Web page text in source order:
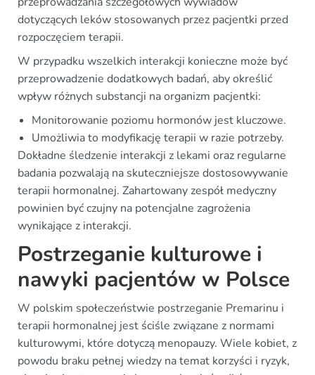
dotyczących leków stosowanych przez pacjentki przed
rozpoczęciem terapii.
W przypadku wszelkich interakcji konieczne może być
przeprowadzenie dodatkowych badań, aby określić
wpływ różnych substancji na organizm pacjentki:
Monitorowanie poziomu hormonów jest kluczowe.
Umożliwia to modyfikację terapii w razie potrzeby.
Dokładne śledzenie interakcji z lekami oraz regularne
badania pozwalają na skuteczniejsze dostosowywanie
terapii hormonalnej. Zahartowany zespół medyczny
powinien być czujny na potencjalne zagrożenia
wynikające z interakcji.
Postrzeganie kulturowe i
nawyki pacjentów w Polsce
W polskim społeczeństwie postrzeganie Premarinu i
terapii hormonalnej jest ściśle związane z normami
kulturowymi, które dotyczą menopauzy. Wiele kobiet, z
powodu braku pełnej wiedzy na temat korzyści i ryzyk,